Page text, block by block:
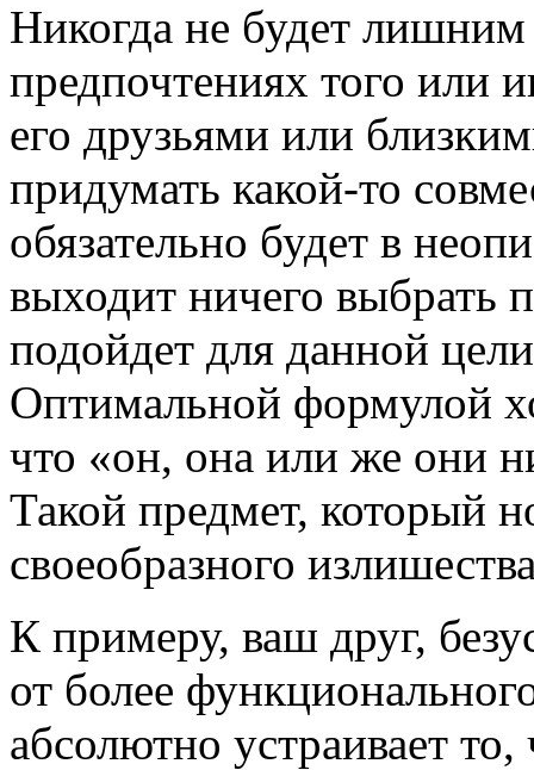
Никогда не будет
предпочтениях того или
его друзьями или
придумать какой-то
обязательно будет в
выходит ничего выбрать
подойдет для данной
Оптимальной формулой
что «он, она или же они
Такой предмет, который
своеобразного
К примеру, ваш друг,
от более
абсолютно устраивает